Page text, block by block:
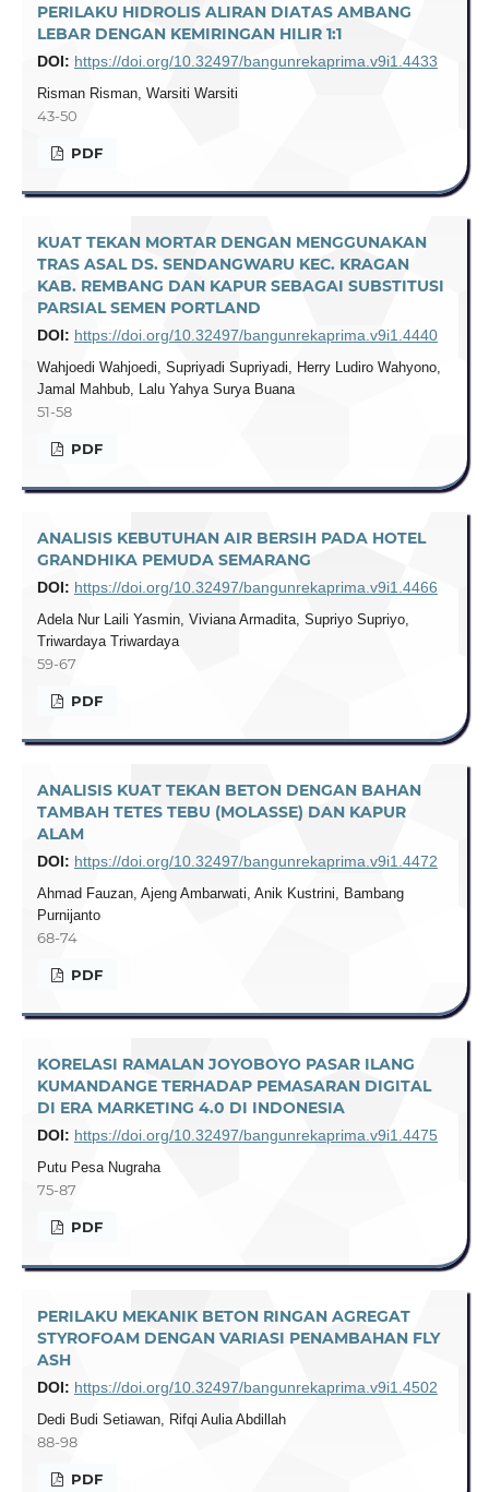
PERILAKU HIDROLIS ALIRAN DIATAS AMBANG
LEBAR DENGAN KEMIRINGAN HILIR 1:1
DOI: https://doi.org/10.32497/bangunrekaprima.v9i1.4433
Risman Risman, Warsiti Warsiti
43-50
PDF
KUAT TEKAN MORTAR DENGAN MENGGUNAKAN
TRAS ASAL DS. SENDANGWARU KEC. KRAGAN
KAB. REMBANG DAN KAPUR SEBAGAI SUBSTITUSI
PARSIAL SEMEN PORTLAND
DOI: https://doi.org/10.32497/bangunrekaprima.v9i1.4440
Wahjoedi Wahjoedi, Supriyadi Supriyadi, Herry Ludiro Wahyono,
Jamal Mahbub, Lalu Yahya Surya Buana
51-58
PDF
ANALISIS KEBUTUHAN AIR BERSIH PADA HOTEL
GRANDHIKA PEMUDA SEMARANG
DOI: https://doi.org/10.32497/bangunrekaprima.v9i1.4466
Adela Nur Laili Yasmin, Viviana Armadita, Supriyo Supriyo,
Triwardaya Triwardaya
59-67
PDF
ANALISIS KUAT TEKAN BETON DENGAN BAHAN
TAMBAH TETES TEBU (MOLASSE) DAN KAPUR
ALAM
DOI: https://doi.org/10.32497/bangunrekaprima.v9i1.4472
Ahmad Fauzan, Ajeng Ambarwati, Anik Kustrini, Bambang
Purnijanto
68-74
PDF
KORELASI RAMALAN JOYOBOYO PASAR ILANG
KUMANDANGE TERHADAP PEMASARAN DIGITAL
DI ERA MARKETING 4.0 DI INDONESIA
DOI: https://doi.org/10.32497/bangunrekaprima.v9i1.4475
Putu Pesa Nugraha
75-87
PDF
PERILAKU MEKANIK BETON RINGAN AGREGAT
STYROFOAM DENGAN VARIASI PENAMBAHAN FLY
ASH
DOI: https://doi.org/10.32497/bangunrekaprima.v9i1.4502
Dedi Budi Setiawan, Rifqi Aulia Abdillah
88-98
PDF